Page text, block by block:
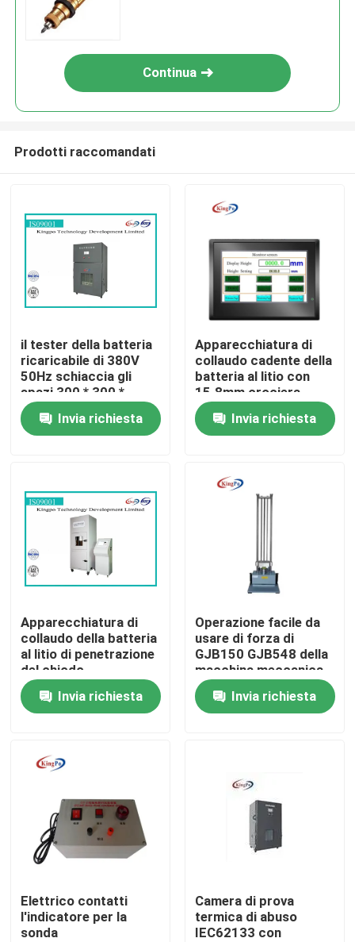
Prodotti
Circa noi
Giro della fabbrica
Controllo di qualità
Attrezzatura di prova di IEC
Attrezzatura di prova di protezione dell'ingresso
Continua
Prodotti raccomandati
il tester della batteria
ricaricabile di 380V
50Hz schiaccia gli
spazi 300 * 300 *
300mm
Invia richiesta
Apparecchiatura di
collaudo cadente della
batteria al litio con
15.8mm crociera
Invia richiesta
Apparecchiatura di
collaudo della batteria
al litio di penetrazione
del chiodo
300*320*320mm
Invia richiesta
Operazione facile da
usare di forza di
GJB150 GJB548 della
macchina meccanica
della prova
Invia richiesta
Elettrico contatti
l'indicatore per la
sonda
Camera di prova
termica di abuso
IEC62133 con